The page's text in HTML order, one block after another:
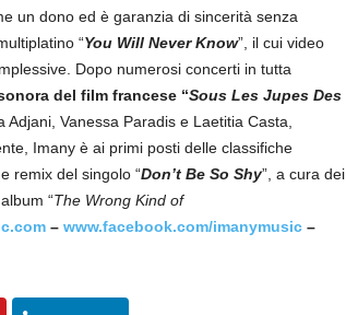
un dono ed è garanzia di sincerità senza
“You Will Never Know”, il cui video
Dopo numerosi concerti in tutta
del film francese “Sous Les Jupes Des
Adjani, Vanessa Paradis e Laetitia Casta,
Imany è ai primi posti delle classifiche
remix del singolo “Don’t Be So Shy”, a cura dei
“The Wrong Kind of
– www.facebook.com/imanymusic–